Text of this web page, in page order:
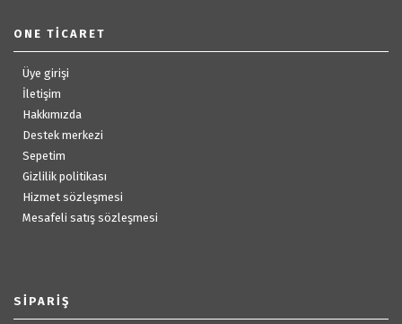
ONE TICARET
Üye girişi
İletişim
Hakkımızda
Destek merkezi
Sepetim
Gizlilik politikası
Hizmet sözleşmesi
Mesafeli satış sözleşmesi
SIPARIŞ